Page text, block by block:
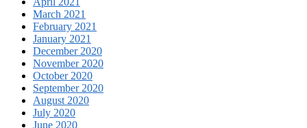
March 2021
February 2021
January 2021
December 2020
November 2020
October 2020
September 2020
August 2020
July 2020
June 2020